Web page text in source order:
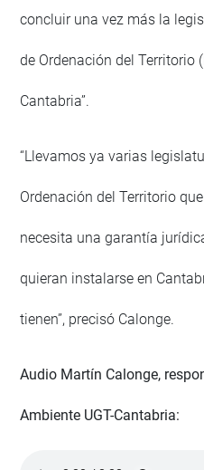
concluir una vez más la
de Ordenación del Territorio
Cantabria”.
“Llevamos ya varias
Ordenación del Territorio
necesita una garantía
quieran instalarse en
tienen”, precisó Calonge.
Audio Martín Calonge,
Ambiente UGT-Cantabria: